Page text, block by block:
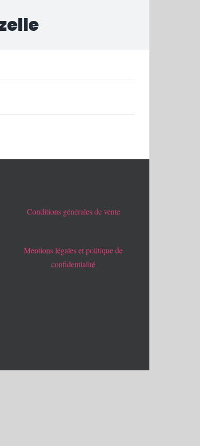
Conditions générales de vente
Mentions légales et politique de
confidentialité